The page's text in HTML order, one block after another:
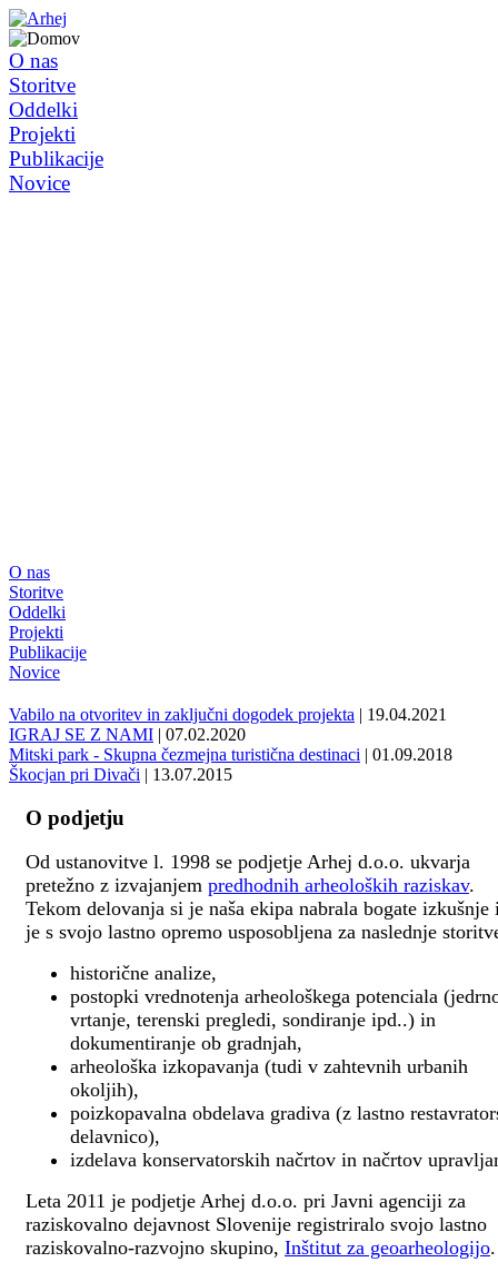
O nas
Storitve
Oddelki
Projekti
Publikacije
Novice
O nas
Storitve
Oddelki
Projekti
Publikacije
Novice
Vabilo na otvoritev in zaključni dogodek projekta | 19.04.2021
IGRAJ SE Z NAMI | 07.02.2020
Mitski park - Skupna čezmejna turistična destinaci | 01.09.2018
Škocjan pri Divači | 13.07.2015
O podjetju
Od ustanovitve l. 1998 se podjetje Arhej d.o.o. ukvarja
pretežno z izvajanjem predhodnih arheoloških raziskav.
Tekom delovanja si je naša ekipa nabrala bogate izkušnje
je s svojo lastno opremo usposobljena za naslednje
historične analize,
postopki vrednotenja arheološkega potenciala
vrtanje, terenski pregledi, sondiranje ipd..) in
dokumentiranje ob gradnjah,
arheološka izkopavanja (tudi v zahtevnih urbanih
okoljih),
poizkopavalna obdelava gradiva (z lastno
delavnico),
izdelava konservatorskih načrtov in načrtov
Leta 2011 je podjetje Arhej d.o.o. pri Javni agenciji za
raziskovalno dejavnost Slovenije registriralo svojo lastno
raziskovalno-razvojno skupino, Inštitut za geoarheologijo.